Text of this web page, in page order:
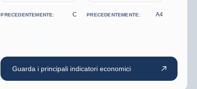
PRECEDENTEMENTE: C PRECEDENTEMENTE: A4
Guarda i principali indicatori economici